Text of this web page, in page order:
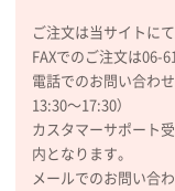
希望の商品の
大阪府のお客
厚手コットン
200枚
2025年12月25
ご注文は当サイトに
FAXでのご注文は06-
電話でのお問い合わ
13:30〜17:30）
カスタマーサポート
内となります。
メールでのお問い合